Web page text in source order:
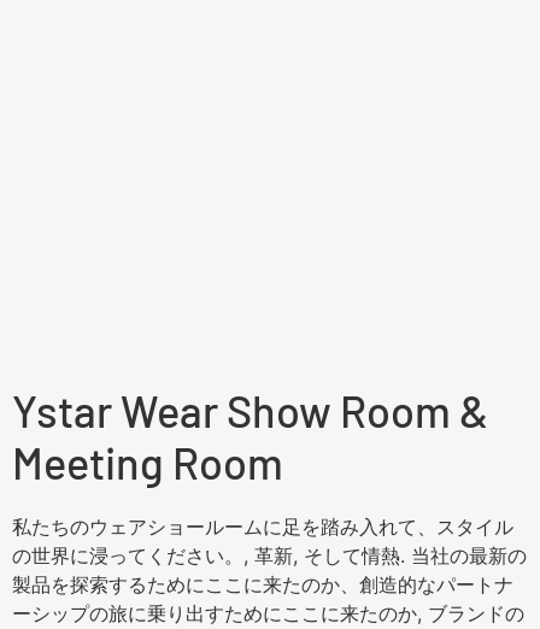
Ystar Wear Show Room &
Meeting Room
私たちのウェアショールームに足を踏み入れて、スタイル
の世界に浸ってください。, 革新, そして情熱. 当社の最新の
製品を探索するためにここに来たのか、創造的なパートナ
ーシップの旅に乗り出すためにここに来たのか, ブランドの